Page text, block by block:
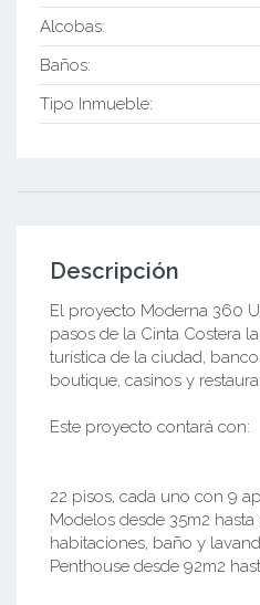
Alcobas:
Baños:
Tipo Inmueble:
Descripción
El proyecto Moderna 360
pasos de la Cinta Costera
turística de la ciudad,
boutique, casinos y
Este proyecto contará con:
22 pisos, cada uno con 9
Modelos desde 35m2 hasta
habitaciones, baño y
Penthouse desde 92m2